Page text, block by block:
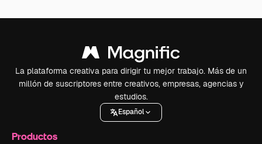
La plataforma creativa para dirigir tu mejor trabajo. Más de un
millón de suscriptores entre creativos, empresas, agencias y
estudios.
Español
Productos